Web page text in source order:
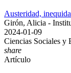
Austeridad,
Girón, Alicia -
2024-01-09
Ciencias Sociales y
share
Artículo